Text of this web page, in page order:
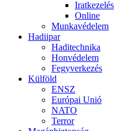
Iratkezelés
Online
Munkavédelem
Hadiipar
Haditechnika
Honvédelem
Fegyverkezés
Külföld
ENSZ
Európai Unió
NATO
Terror